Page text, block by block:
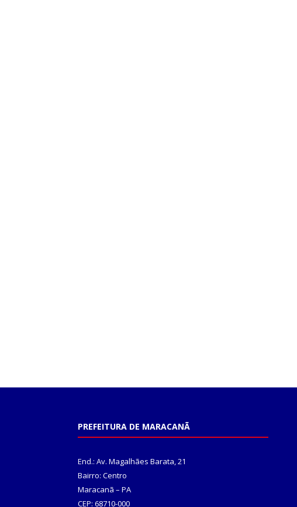
PREFEITURA DE MARACANÃ
End.: Av. Magalhães Barata, 21
Bairro: Centro
Maracanã – PA
CEP: 68710-000